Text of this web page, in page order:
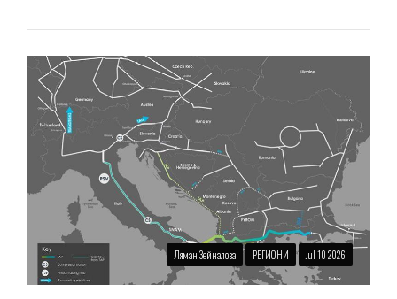
Ляман Зейналова РЕГИОНИ Jul 10 2026